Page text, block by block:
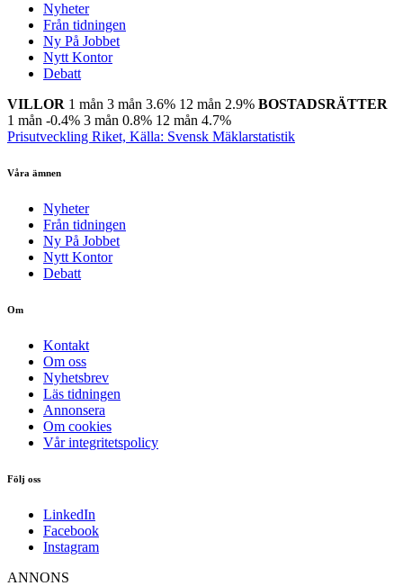
Nyheter
Från tidningen
Ny På Jobbet
Nytt Kontor
Debatt
VILLOR 1 mån 3 mån 3.6% 12 mån 2.9% BOSTADSRÄTTER
1 mån -0.4% 3 mån 0.8% 12 mån 4.7%
Prisutveckling Riket, Källa: Svensk Mäklarstatistik
Våra ämnen
Nyheter
Från tidningen
Ny På Jobbet
Nytt Kontor
Debatt
Om
Kontakt
Om oss
Nyhetsbrev
Läs tidningen
Annonsera
Om cookies
Vår integritetspolicy
Följ oss
LinkedIn
Facebook
Instagram
ANNONS